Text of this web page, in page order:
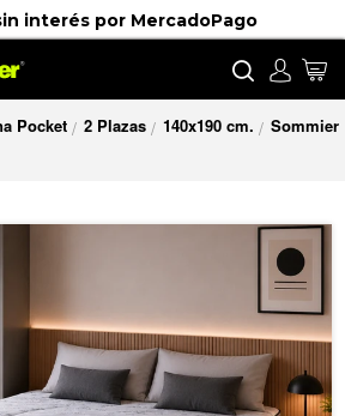
interés por MercadoPago
Buscar
Pocket / 2 Plazas / 140x190 cm. / Sommier